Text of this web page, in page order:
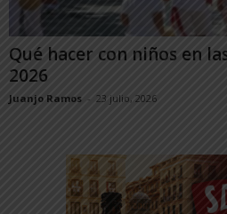
Qué hacer con niños en
2026
Juanjo Ramos - 23 julio, 2026